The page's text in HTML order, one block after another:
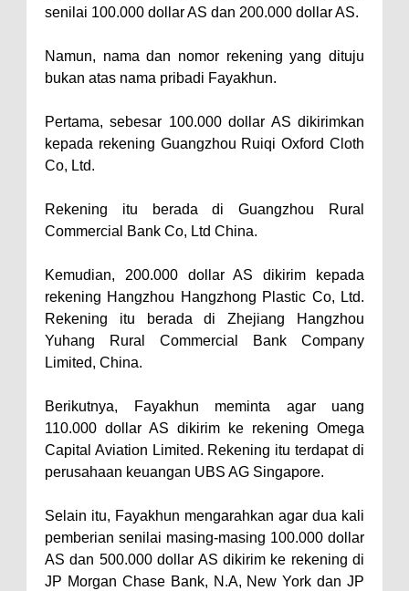
senilai 100.000 dollar AS dan 200.000 dollar AS.
Namun, nama dan nomor rekening yang dituju
bukan atas nama pribadi Fayakhun.
Pertama, sebesar 100.000 dollar AS dikirimkan
kepada rekening Guangzhou Ruiqi Oxford Cloth
Co, Ltd.
Rekening itu berada di Guangzhou Rural
Commercial Bank Co, Ltd China.
Kemudian, 200.000 dollar AS dikirim kepada
rekening Hangzhou Hangzhong Plastic Co, Ltd.
Rekening itu berada di Zhejiang Hangzhou
Yuhang Rural Commercial Bank Company
Limited, China.
Berikutnya, Fayakhun meminta agar uang
110.000 dollar AS dikirim ke rekening Omega
Capital Aviation Limited. Rekening itu terdapat di
perusahaan keuangan UBS AG Singapore.
Selain itu, Fayakhun mengarahkan agar dua kali
pemberian senilai masing-masing 100.000 dollar
AS dan 500.000 dollar AS dikirim ke rekening di
JP Morgan Chase Bank, N.A, New York dan JP